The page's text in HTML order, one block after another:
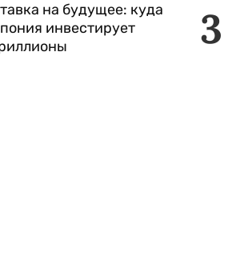
3
на будущее: куда
инвестирует